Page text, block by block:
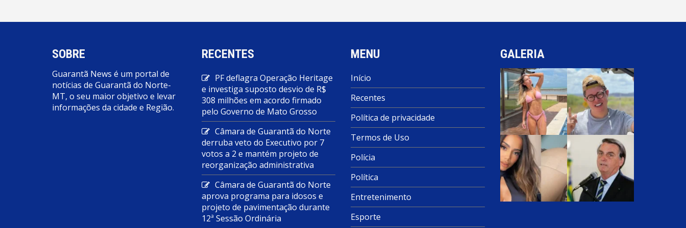
SOBRE
Guarantã News é um portal de
notícias de Guarantã do Norte-
MT, o seu maior objetivo e levar
informações da cidade e Região.
RECENTES
PF deflagra Operação Heritage
e investiga suposto desvio de R$
308 milhões em acordo firmado
pelo Governo de Mato Grosso
Câmara de Guarantã do Norte
derruba veto do Executivo por 7
votos a 2 e mantém projeto de
reorganização administrativa
Câmara de Guarantã do Norte
aprova programa para idosos e
projeto de pavimentação durante
12ª Sessão Ordinária
MENU
Início
Recentes
Política de privacidade
Termos de Uso
Polícia
Política
Entretenimento
Esporte
GALERIA